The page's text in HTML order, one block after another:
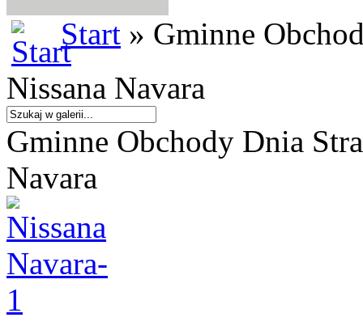
Start » Gminne
Nissana Navara
Gminne Obchody Dnia
Navara